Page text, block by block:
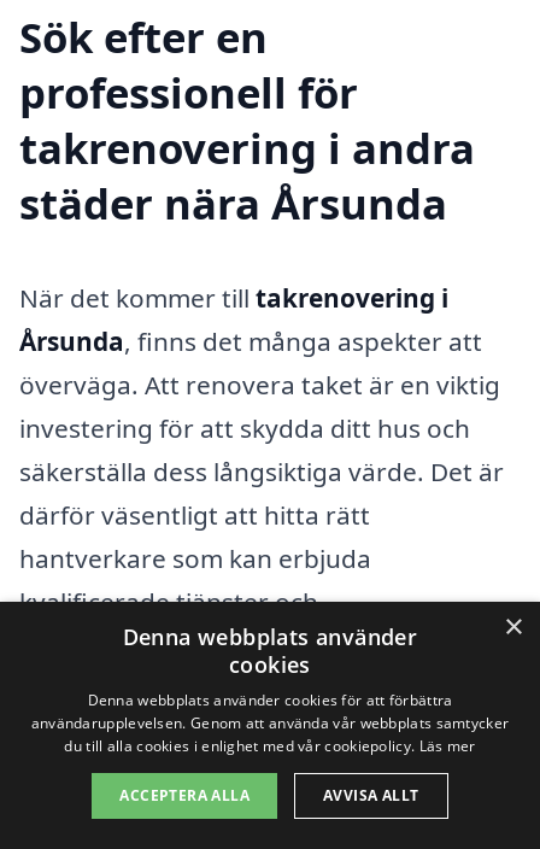
Sök efter en
professionell för
takrenovering i andra
städer nära Årsunda
När det kommer till takrenovering i
Årsunda, finns det många aspekter att
överväga. Att renovera taket är en viktig
investering för att skydda ditt hus och
säkerställa dess långsiktiga värde. Det är
därför väsentligt att hitta rätt
hantverkare som kan erbjuda
kvalificerade tjänster och
konkurrenskraftiga priser. Genom vår
plattform kan du enkelt få hjälp att hitta
pålitliga företag som specialiserar sig på
takrenovering i ditt område, inklusive i
närliggande städer.
×
Denna webbplats använder
cookies
Denna webbplats använder cookies för att förbättra
användarupplevelsen. Genom att använda vår webbplats samtycker
du till alla cookies i enlighet med vår cookiepolicy. Läs mer
ACCEPTERA ALLA AVVISA ALLT